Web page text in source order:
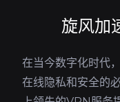
旋风加
在当今数字化时代
在线隐私和安全的